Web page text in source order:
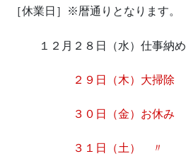
［休業日］※暦通りとなります。
１２月２８日（水）仕事納め
２９日（木）大掃除
３０日（金）お休み
３１日（土） 〃